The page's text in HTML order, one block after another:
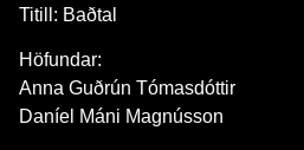
Titill: Baðtal
Höfundar:
Anna Guðrún Tómasdóttir
Daníel Máni Magnússon